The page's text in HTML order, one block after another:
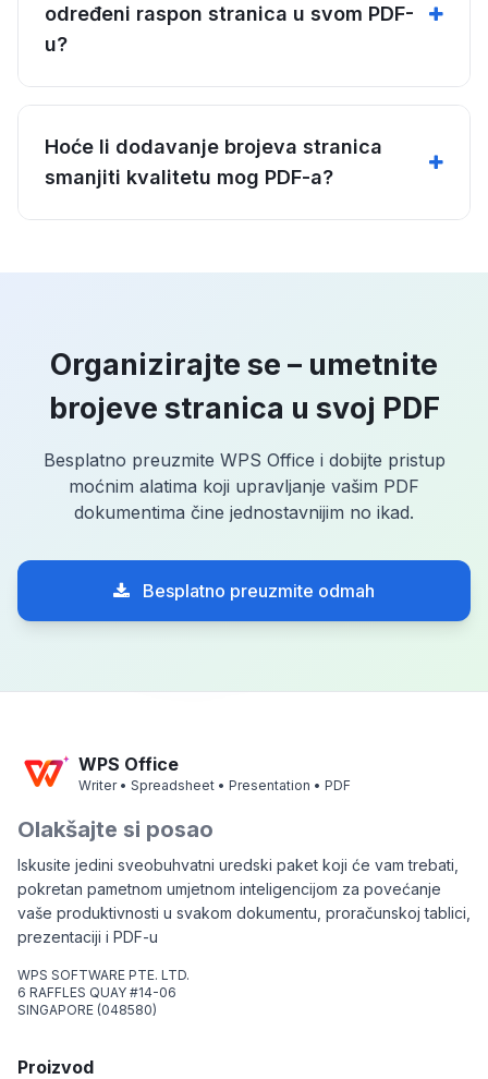
određeni raspon stranica u svom PDF-
u?
Hoće li dodavanje brojeva stranica
smanjiti kvalitetu mog PDF-a?
Organizirajte se – umetnite
brojeve stranica u svoj PDF
Besplatno preuzmite WPS Office i dobijte pristup
moćnim alatima koji upravljanje vašim PDF
dokumentima čine jednostavnijim no ikad.
Besplatno preuzmite odmah
WPS Office
Writer • Spreadsheet • Presentation • PDF
Olakšajte si posao
Iskusite jedini sveobuhvatni uredski paket koji će vam trebati,
pokretan pametnom umjetnom inteligencijom za povećanje
vaše produktivnosti u svakom dokumentu, proračunskoj tablici,
prezentaciji i PDF-u
WPS SOFTWARE PTE. LTD.
6 RAFFLES QUAY #14-06
SINGAPORE (048580)
Proizvod